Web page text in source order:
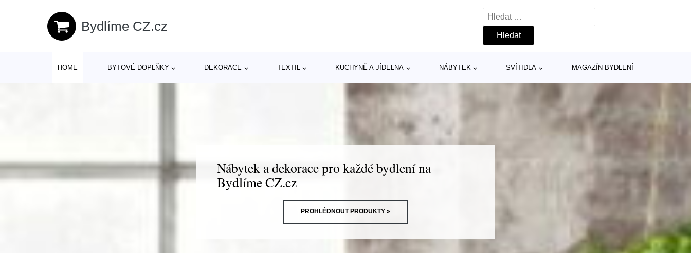
Bydlíme CZ.cz
Vyhledávání
HOME BYTOVÉ DOPLŇKY DEKORACE TEXTIL KUCHYNĚ A JÍDELNA NÁBYTEK SVÍTIDLA MAGAZÍN BYDLENÍ
Nábytek a dekorace pro každé bydlení na
Bydlíme CZ.cz
PROHLÉDNOUT PRODUKTY »